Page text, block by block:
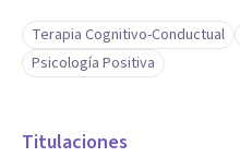
Terapia Cognitivo-Conductual
Psicología Positiva
Titulaciones